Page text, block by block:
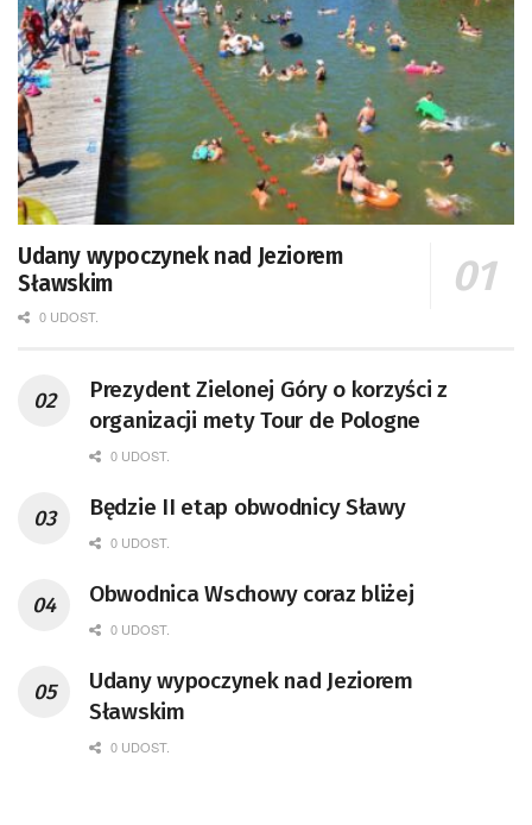
Udany wypoczynek nad Jeziorem
Sławskim
0 UDOST.
Prezydent Zielonej Góry o korzyści z
organizacji mety Tour de Pologne
0 UDOST.
Będzie II etap obwodnicy Sławy
0 UDOST.
Obwodnica Wschowy coraz bliżej
0 UDOST.
Udany wypoczynek nad Jeziorem
Sławskim
0 UDOST.